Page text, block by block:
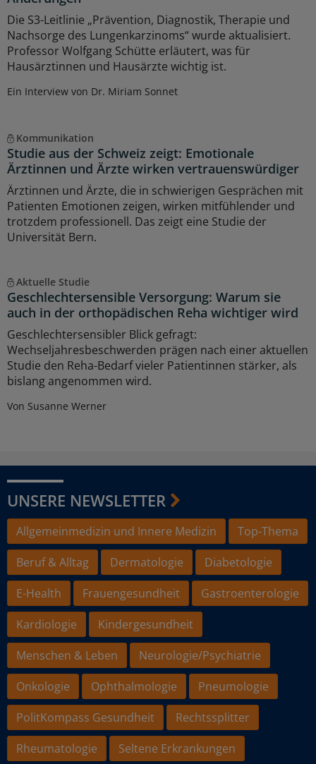
Die S3-Leitlinie „Prävention, Diagnostik, Therapie und
Nachsorge des Lungenkarzinoms“ wurde aktualisiert.
Professor Wolfgang Schütte erläutert, was für
Hausärztinnen und Hausärzte wichtig ist.
Ein Interview von Dr. Miriam Sonnet
Kommunikation
Studie aus der Schweiz zeigt: Emotionale
Ärztinnen und Ärzte wirken vertrauenswürdiger
Ärztinnen und Ärzte, die in schwierigen Gesprächen mit
Patienten Emotionen zeigen, wirken mitfühlender und
trotzdem professionell. Das zeigt eine Studie der
Universität Bern.
Aktuelle Studie
Geschlechtersensible Versorgung: Warum sie
auch in der orthopädischen Reha wichtiger wird
Geschlechtersensibler Blick gefragt:
Wechseljahresbeschwerden prägen nach einer aktuellen
Studie den Reha-Bedarf vieler Patientinnen stärker, als
bislang angenommen wird.
Von Susanne Werner
UNSERE NEWSLETTER
Allgemeinmedizin und Innere Medizin
Top-Thema
Beruf & Alltag
Dermatologie
Diabetologie
E-Health
Frauengesundheit
Gastroenterologie
Kardiologie
Kindergesundheit
Menschen & Leben
Neurologie/Psychiatrie
Onkologie
Ophthalmologie
Pneumologie
PolitKompass Gesundheit
Rechtssplitter
Rheumatologie
Seltene Erkrankungen